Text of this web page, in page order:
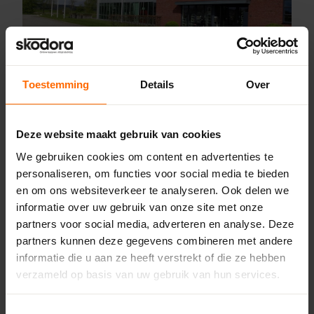
Toestemming Details Over
Deze website maakt gebruik van cookies
We gebruiken cookies om content en advertenties te
personaliseren, om functies voor social media te bieden
en om ons websiteverkeer te analyseren. Ook delen we
informatie over uw gebruik van onze site met onze
partners voor social media, adverteren en analyse. Deze
partners kunnen deze gegevens combineren met andere
informatie die u aan ze heeft verstrekt of die ze hebben
verzameld op basis van uw gebruik van hun services.
Concordia
Marconilaan 5,
9207 JC Drachten
0513335000
drachten@skodora.nl
Selecteren als mijn vestiging
Bekijk vestiging info